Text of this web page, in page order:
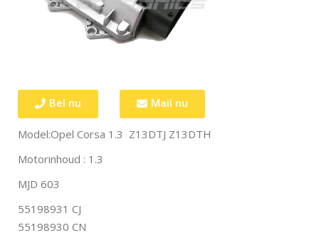
Bel nu Mail nu
Model:Opel Corsa 1.3 Z13DTJ Z13DTH
Motorinhoud : 1.3
MJD 603
55198931 CJ
55198930 CN